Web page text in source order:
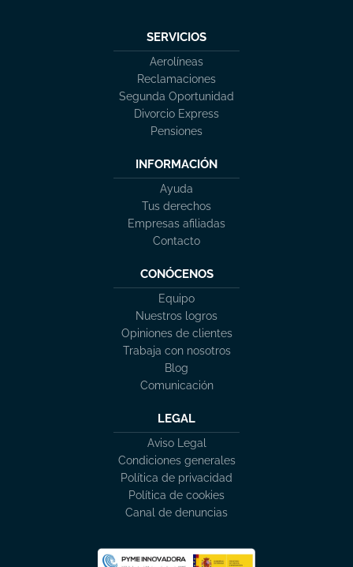
SERVICIOS
Aerolíneas
Reclamaciones
Segunda Oportunidad
Divorcio Express
Pensiones
INFORMACIÓN
Ayuda
Tus derechos
Empresas afiliadas
Contacto
CONÓCENOS
Equipo
Nuestros logros
Opiniones de clientes
Trabaja con nosotros
Blog
Comunicación
LEGAL
Aviso Legal
Condiciones generales
Política de privacidad
Política de cookies
Canal de denuncias